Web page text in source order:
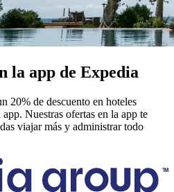
la app de Expedia
20% de descuento en hoteles
Nuestras ofertas en la app te
viajar más y administrar todo